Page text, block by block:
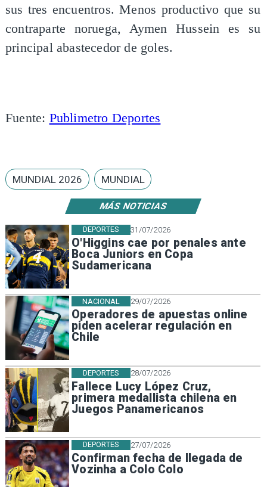
MÁS NOTICIAS
31/07/2026
O'Higgins cae por penales ante
Boca Juniors en Copa
Sudamericana
DEPORTES
29/07/2026
Operadores de apuestas online
piden acelerar regulación en
Chile
NACIONAL
28/07/2026
Fallece Lucy López Cruz,
primera medallista chilena en
Juegos Panamericanos
DEPORTES
27/07/2026
Confirman fecha de llegada de
Vozinha a Colo Colo
DEPORTES
sus tres encuentros. Menos productivo que su
contraparte noruega, Aymen Hussein es su
principal abastecedor de goles.
Fuente: Publimetro Deportes
MUNDIAL 2026 MUNDIAL